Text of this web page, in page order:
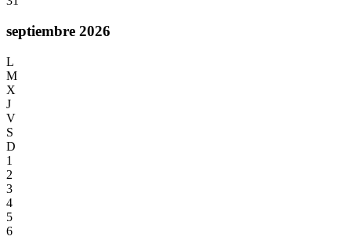
septiembre 2026
L
M
X
J
V
S
D
1
2
3
4
5
6